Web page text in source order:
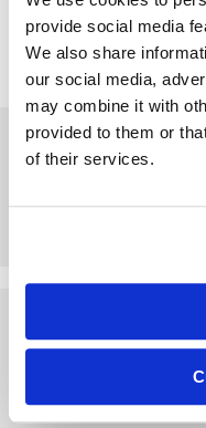
provide social media
We also share
our social media,
may combine it with
provided to them or
of their services.
zabezpieczając
atmosferycznych,
uszkodzeniem
Archiwalne
Saletrzak 27